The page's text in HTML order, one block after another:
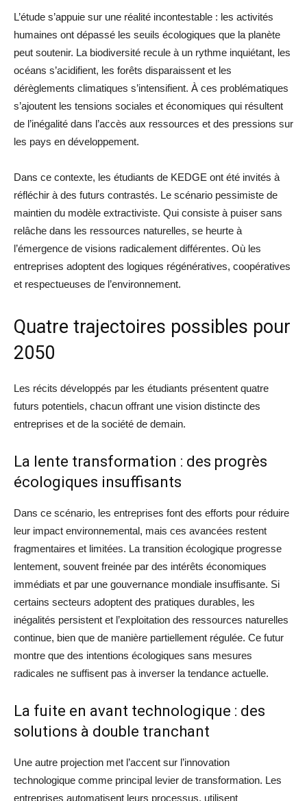
L’étude s’appuie sur une réalité incontestable : les activités
humaines ont dépassé les seuils écologiques que la planète
peut soutenir. La biodiversité recule à un rythme inquiétant, les
océans s’acidifient, les forêts disparaissent et les
dérèglements climatiques s’intensifient. À ces problématiques
s’ajoutent les tensions sociales et économiques qui résultent
de l’inégalité dans l’accès aux ressources et des pressions sur
les pays en développement.
Dans ce contexte, les étudiants de KEDGE ont été invités à
réfléchir à des futurs contrastés. Le scénario pessimiste de
maintien du modèle extractiviste. Qui consiste à puiser sans
relâche dans les ressources naturelles, se heurte à
l’émergence de visions radicalement différentes. Où les
entreprises adoptent des logiques régénératives, coopératives
et respectueuses de l’environnement.
Quatre trajectoires possibles pour
2050
Les récits développés par les étudiants présentent quatre
futurs potentiels, chacun offrant une vision distincte des
entreprises et de la société de demain.
La lente transformation : des progrès
écologiques insuffisants
Dans ce scénario, les entreprises font des efforts pour réduire
leur impact environnemental, mais ces avancées restent
fragmentaires et limitées. La transition écologique progresse
lentement, souvent freinée par des intérêts économiques
immédiats et par une gouvernance mondiale insuffisante. Si
certains secteurs adoptent des pratiques durables, les
inégalités persistent et l’exploitation des ressources naturelles
continue, bien que de manière partiellement régulée. Ce futur
montre que des intentions écologiques sans mesures
radicales ne suffisent pas à inverser la tendance actuelle.
La fuite en avant technologique : des
solutions à double tranchant
Une autre projection met l’accent sur l’innovation
technologique comme principal levier de transformation. Les
entreprises automatisent leurs processus, utilisent